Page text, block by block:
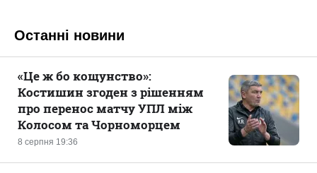
Останні новини
8 серпня 19:36
«Це ж бо кощунство»:
Костишин згоден з рішенням
про перенос матчу УПЛ між
Колосом та Чорноморцем